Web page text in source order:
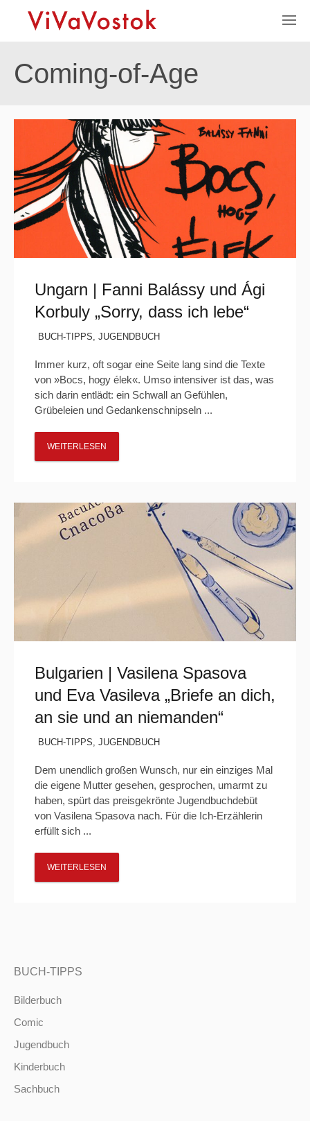
Coming-of-Age
Ungarn | Fanni Balássy und Ági
Korbuly „Sorry, dass ich lebe“
BUCH-TIPPS, JUGENDBUCH
Immer kurz, oft sogar eine Seite lang sind die Texte
von »Bocs, hogy élek«. Umso intensiver ist das, was
sich darin entlädt: ein Schwall an Gefühlen,
Grübeleien und Gedankenschnipseln ...
WEITERLESEN
Bulgarien | Vasilena Spasova
und Eva Vasileva „Briefe an dich,
an sie und an niemanden“
BUCH-TIPPS, JUGENDBUCH
Dem unendlich großen Wunsch, nur ein einziges Mal
die eigene Mutter gesehen, gesprochen, umarmt zu
haben, spürt das preisgekrönte Jugendbuchdebüt
von Vasilena Spasova nach. Für die Ich-Erzählerin
erfüllt sich ...
WEITERLESEN
BUCH-TIPPS
Bilderbuch
Comic
Jugendbuch
Kinderbuch
Sachbuch